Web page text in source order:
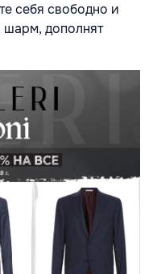
себя свободно и
шарм, дополнят